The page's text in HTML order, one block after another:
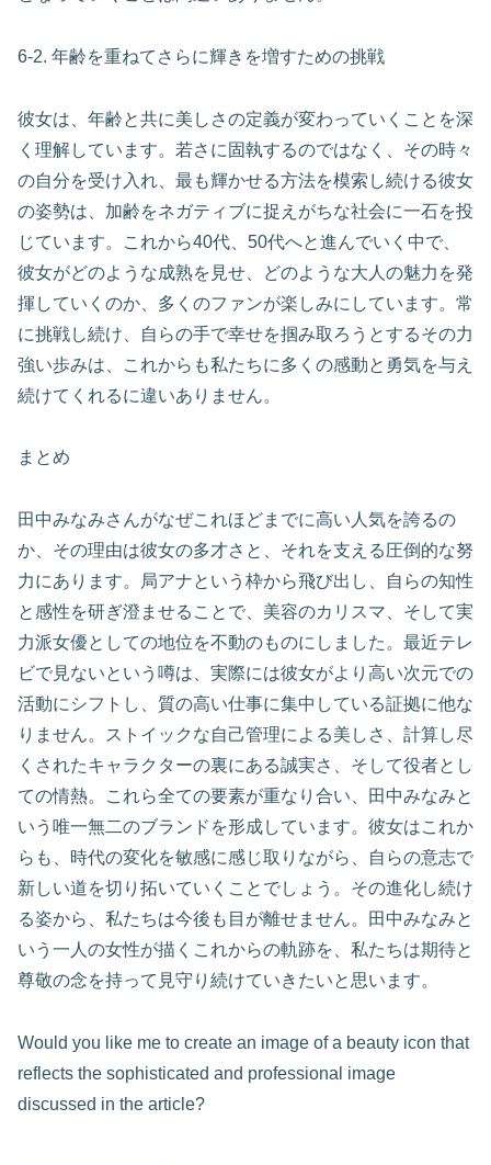
6-2. 年齢を重ねてさらに輝きを増すための挑戦
彼女は、年齢と共に美しさの定義が変わっていくことを深
く理解しています。若さに固執するのではなく、その時々
の自分を受け入れ、最も輝かせる方法を模索し続ける彼女
の姿勢は、加齢をネガティブに捉えがちな社会に一石を投
じています。これから40代、50代へと進んでいく中で、
彼女がどのような成熟を見せ、どのような大人の魅力を発
揮していくのか、多くのファンが楽しみにしています。常
に挑戦し続け、自らの手で幸せを掴み取ろうとするその力
強い歩みは、これからも私たちに多くの感動と勇気を与え
続けてくれるに違いありません。
まとめ
田中みなみさんがなぜこれほどまでに高い人気を誇るの
か、その理由は彼女の多才さと、それを支える圧倒的な努
力にあります。局アナという枠から飛び出し、自らの知性
と感性を研ぎ澄ませることで、美容のカリスマ、そして実
力派女優としての地位を不動のものにしました。最近テレ
ビで見ないという噂は、実際には彼女がより高い次元での
活動にシフトし、質の高い仕事に集中している証拠に他な
りません。ストイックな自己管理による美しさ、計算し尽
くされたキャラクターの裏にある誠実さ、そして役者とし
ての情熱。これら全ての要素が重なり合い、田中みなみと
いう唯一無二のブランドを形成しています。彼女はこれか
らも、時代の変化を敏感に感じ取りながら、自らの意志で
新しい道を切り拓いていくことでしょう。その進化し続け
る姿から、私たちは今後も目が離せません。田中みなみと
いう一人の女性が描くこれからの軌跡を、私たちは期待と
尊敬の念を持って見守り続けていきたいと思います。
Would you like me to create an image of a beauty icon that
reflects the sophisticated and professional image
discussed in the article?